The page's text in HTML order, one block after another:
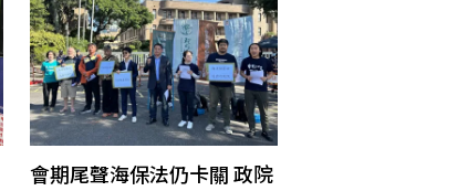
會期尾聲海保法仍卡關 政院